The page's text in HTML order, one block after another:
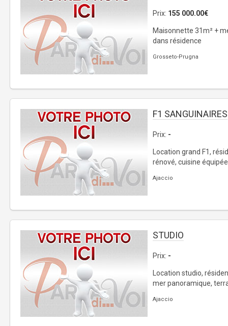
Prix: 155 000.00€
Maisonnette 31m² +
dans résidence
Grosseto-Prugna
F1 SANGUINAIRES
Prix: -
Location grand F1,
rénové, cuisine
Ajaccio
STUDIO
Prix: -
Location studio,
mer panoramique,
Ajaccio